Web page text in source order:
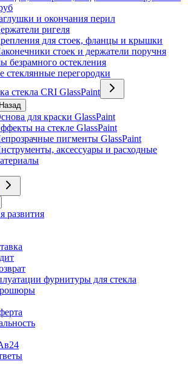
и окончания перил
ригеля
для стоек, фланцы и крышки
стоек и держатели поручня
безрамного остекления
стеклянные перегородки
стекла CRI GlassPaint
Назад
для краски GlassPaint
на стекле GlassPaint
пигменты GlassPaint
аксессуары и расходные
развития
фурнитуры для стекла